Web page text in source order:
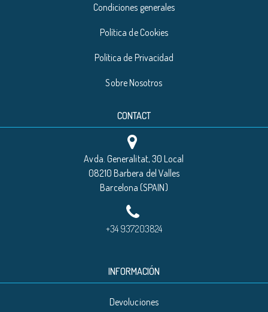
Condiciones generales
Política de Cookies
Política de Privacidad
Sobre Nosotros
CONTACT
Avda. Generalitat, 30 Local
08210 Barbera del Valles
Barcelona (SPAIN)
+34 937203824
INFORMACIÓN
Devoluciones